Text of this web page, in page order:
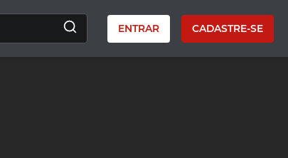
ENTRAR CADASTRE-SE